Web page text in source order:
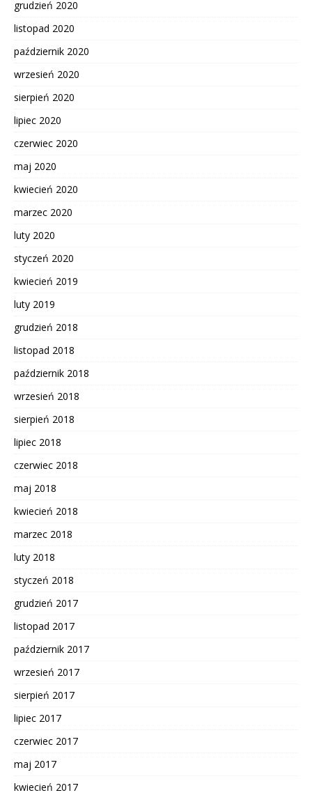
grudzień 2020
listopad 2020
październik 2020
wrzesień 2020
sierpień 2020
lipiec 2020
czerwiec 2020
maj 2020
kwiecień 2020
marzec 2020
luty 2020
styczeń 2020
kwiecień 2019
luty 2019
grudzień 2018
listopad 2018
październik 2018
wrzesień 2018
sierpień 2018
lipiec 2018
czerwiec 2018
maj 2018
kwiecień 2018
marzec 2018
luty 2018
styczeń 2018
grudzień 2017
listopad 2017
październik 2017
wrzesień 2017
sierpień 2017
lipiec 2017
czerwiec 2017
maj 2017
kwiecień 2017